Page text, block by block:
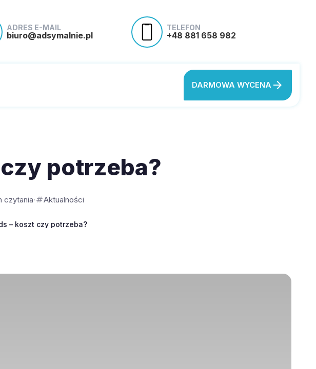
ADRES E-MAIL
biuro@adsymalnie.pl
TELEFON
+48 881 658 982
DARMOWA WYCENA arrow_forward
potrzeba?
czytania·tagAktualności
– koszt czy potrzeba?